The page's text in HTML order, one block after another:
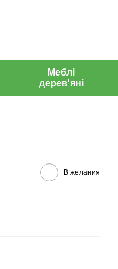
Меблі
дерев'яні
В желания